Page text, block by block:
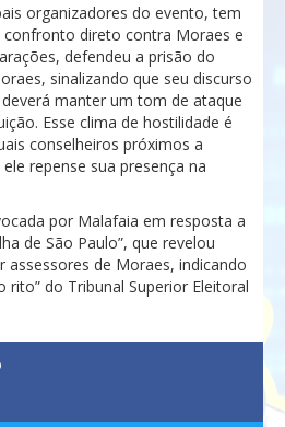
organizadores do evento, tem
direto contra Moraes e
defendeu a prisão do
sinalizando que seu discurso
manter um tom de ataque
Esse clima de hostilidade é
conselheiros próximos a
repense sua presença na
por Malafaia em resposta a
de São Paulo”, que revelou
assessores de Moraes, indicando
do Tribunal Superior Eleitoral